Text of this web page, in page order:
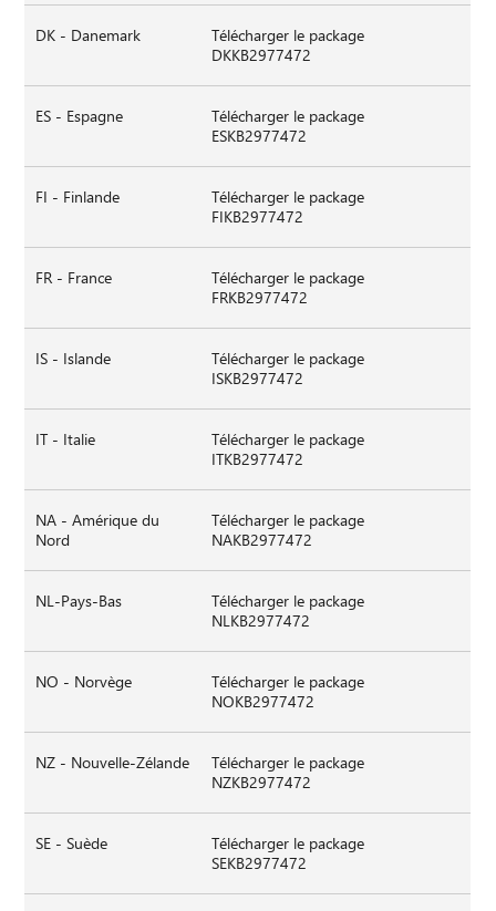
DK - Danemark
Télécharger le package
DKKB2977472
ES - Espagne
Télécharger le package
ESKB2977472
FI - Finlande
Télécharger le package
FIKB2977472
FR - France
Télécharger le package
FRKB2977472
IS - Islande
Télécharger le package
ISKB2977472
IT - Italie
Télécharger le package
ITKB2977472
NA - Amérique du
Nord
Télécharger le package
NAKB2977472
NL-Pays-Bas
Télécharger le package
NLKB2977472
NO - Norvège
Télécharger le package
NOKB2977472
NZ - Nouvelle-Zélande
Télécharger le package
NZKB2977472
SE - Suède
Télécharger le package
SEKB2977472